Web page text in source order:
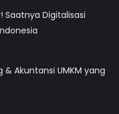
Saatnya Digitalisasi
& Akuntansi UMKM yang